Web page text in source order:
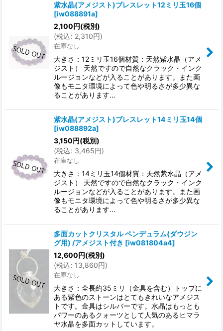
紫水晶(アメジスト)ブレスレット12ミリ玉16個
[iw088891a]
2,100円(税別)
(税込: 2,310円)
在庫なし
大きさ：12ミリ玉16個材質：天然紫水晶（アメ
ジスト） 天然ですので自然なクラック・インク
ルージョンなどが入ることがあります。また画
像もモニタ環境によって色や明るさが多少異な
ることがあります…
紫水晶(アメジスト)ブレスレット14ミリ玉14個
[iw088892a]
3,150円(税別)
(税込: 3,465円)
在庫なし
大きさ：14ミリ玉14個材質：天然紫水晶（アメ
ジスト） 天然ですので自然なクラック・インク
ルージョンなどが入ることがあります。また画
像もモニタ環境によって色や明るさが多少異な
ることがあります…
多面カットクリスタル ペンデュラム(ダウジン
グ用) /アメジスト付き [iw081804a4]
12,600円(税別)
(税込: 13,860円)
在庫なし
大きさ：全長約35ミリ（金具を含む）トップに
ある紫色のストーンはとてもきれいなアメジス
トです。金具はシルバーです。水晶はもっとも
パワーのあるクォーツとして人気のあるヒマラ
ヤ水晶を多面カットしています。